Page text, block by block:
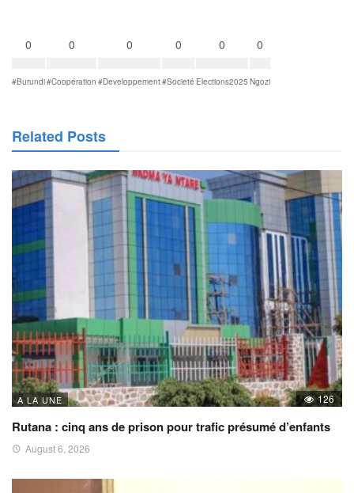
0
#Burundi
0
#Coopération
0
#Developpement
0
#Societé
0
Elections2025
0
Ngozi
Related Posts
A LA UNE 126
Rutana : cinq ans de prison pour trafic présumé d’enfants
August 6, 2026